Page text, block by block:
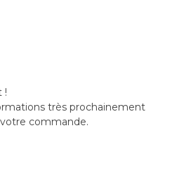
!
très prochainement
commande.